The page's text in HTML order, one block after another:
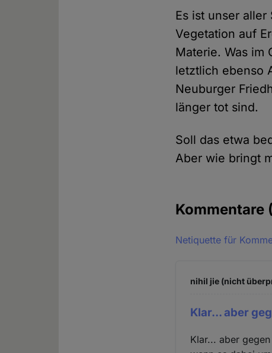
Es ist unser
Vegetation auf
Materie. Was im
letztlich ebenso
Neuburger
länger tot sind.
Soll das etwa
Aber wie bringt
Kommentare
Netiquette für
nihil jie (nicht
Klar... aber
Klar... aber